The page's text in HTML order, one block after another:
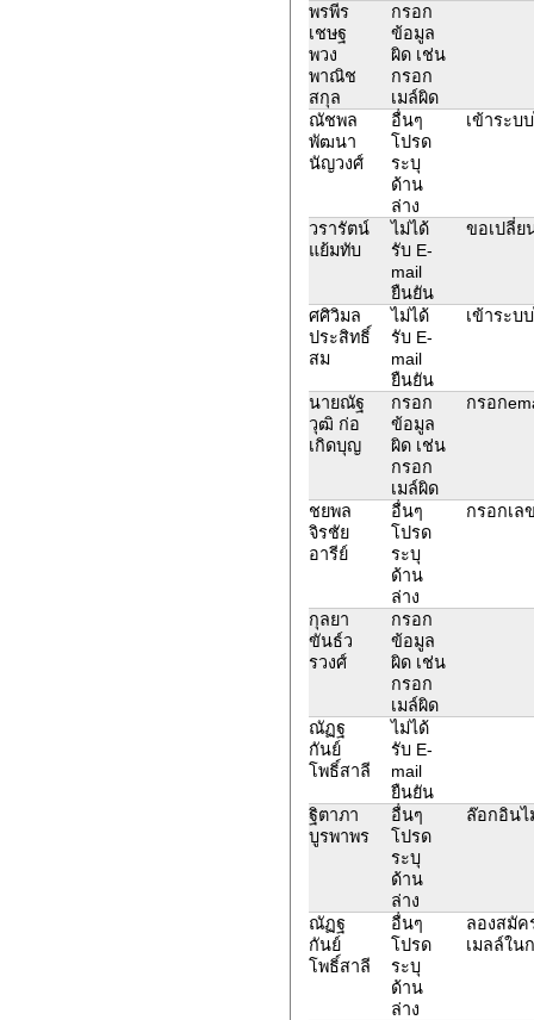
พรพีร
เชษฐ
พวง
พาณิช
สกุล
กรอก
ข้อมูล
ผิด เช่น
กรอก
เมล์ผิด
ณัชพล
พัฒนา
นัญวงศ์
อื่นๆ
โปรด
ระบุ
ด้าน
ล่าง
เข้าระบ
วรารัตน์
แย้มทับ
ไม่ได้
รับ E-
mail
ยืนยัน
ขอเปลี่ย
ศศิวิมล
ประสิทธิ์
สม
ไม่ได้
รับ E-
mail
ยืนยัน
เข้าระบ
นายณัฐ
วุฒิ ก่อ
เกิดบุญ
กรอก
ข้อมูล
ผิด เช่น
กรอก
เมล์ผิด
กรอก
ชยพล
จิรชัย
อารีย์
อื่นๆ
โปรด
ระบุ
ด้าน
ล่าง
กรอกเล
กุลยา
ขันธ์ว
รวงศ์
กรอก
ข้อมูล
ผิด เช่น
กรอก
เมล์ผิด
ณัฏฐ
กันย์
โพธิ์สาลี
ไม่ได้
รับ E-
mail
ยืนยัน
ฐิตาภา
บูรพาพร
อื่นๆ
โปรด
ระบุ
ด้าน
ล่าง
ล๊อกอินไ
ณัฏฐ
กันย์
โพธิ์สาลี
อื่นๆ
โปรด
ระบุ
ด้าน
ล่าง
ลองสมัค
เมลล์ใน